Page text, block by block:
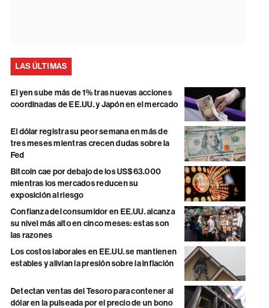
LAS ÚLTIMAS
El yen sube más de 1% tras nuevas acciones
coordinadas de EE.UU. y Japón en el mercado
El dólar registra su peor semana en más de
tres meses mientras crecen dudas sobre la
Fed
Bitcoin cae por debajo de los US$63.000
mientras los mercados reducen su
exposición al riesgo
Confianza del consumidor en EE.UU. alcanza
su nivel más alto en cinco meses: estas son
las razones
Los costos laborales en EE.UU. se mantienen
estables y alivian la presión sobre la inflación
Detectan ventas del Tesoro para contener al
dólar en la pulseada por el precio de un bono